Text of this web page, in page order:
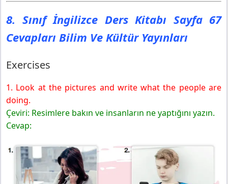
8. Sınıf İngilizce Ders Kitabı Sayfa 67
Cevapları Bilim Ve Kültür Yayınları
Exercises
1. Look at the pictures and write what the people are
doing.
Çeviri: Resimlere bakın ve insanların ne yaptığını yazın.
Cevap: